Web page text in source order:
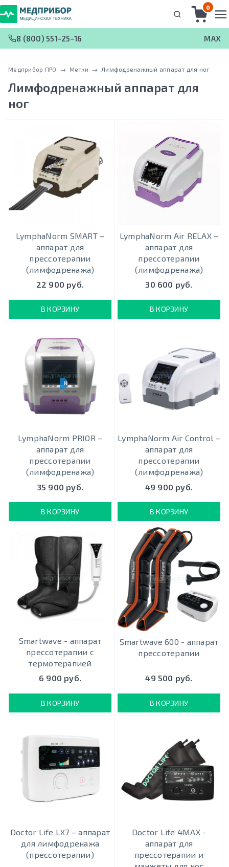
0
8 (800) 551-25-16 MAX
Медприбор ПРО → Метки → Лимфодренажный аппарат для ног
Лимфодренажный аппарат для
ног
LymphaNorm SMART –
аппарат для
прессотерапии
(лимфодренажа)
22 900 руб.
В КОРЗИНУ
LymphaNorm Air RELAX –
аппарат для
прессотерапии
(лимфодренажа)
30 600 руб.
В КОРЗИНУ
NEW 2020
LymphaNorm PRIOR –
аппарат для
прессотерапии
(лимфодренажа)
35 900 руб.
В КОРЗИНУ
LymphaNorm Air Control –
аппарат для
прессотерапии
(лимфодренажа)
49 900 руб.
В КОРЗИНУ
Smartwave - аппарат
прессотерапии с
термотерапией
6 900 руб.
В КОРЗИНУ
Smartwave 600 - аппарат
прессотерапии
49 500 руб.
В КОРЗИНУ
Doctor Life LX7 – аппарат
для лимфодренажа
(прессотерапии)
Doctor Life 4MAX -
аппарат для
прессотерапии и